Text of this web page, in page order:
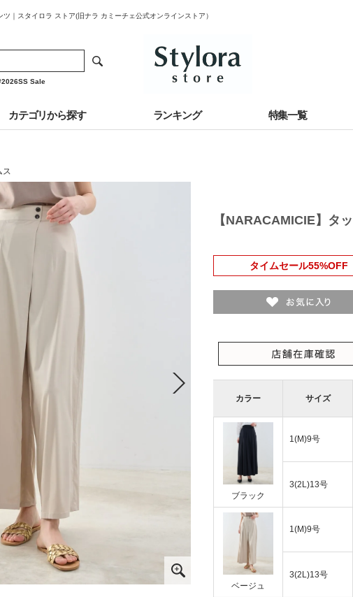
｜スタイロラ ストア(旧ナラ カミーチェ公式オンラインストア）
Sale
カテゴリから探す ランキング 特集一覧
ス
【NARACAMICIE】タ
タイムセール55%OFF
カラー サイズ
ブラック
1(M)9号
3(2L)13号
ベージュ
1(M)9号
3(2L)13号